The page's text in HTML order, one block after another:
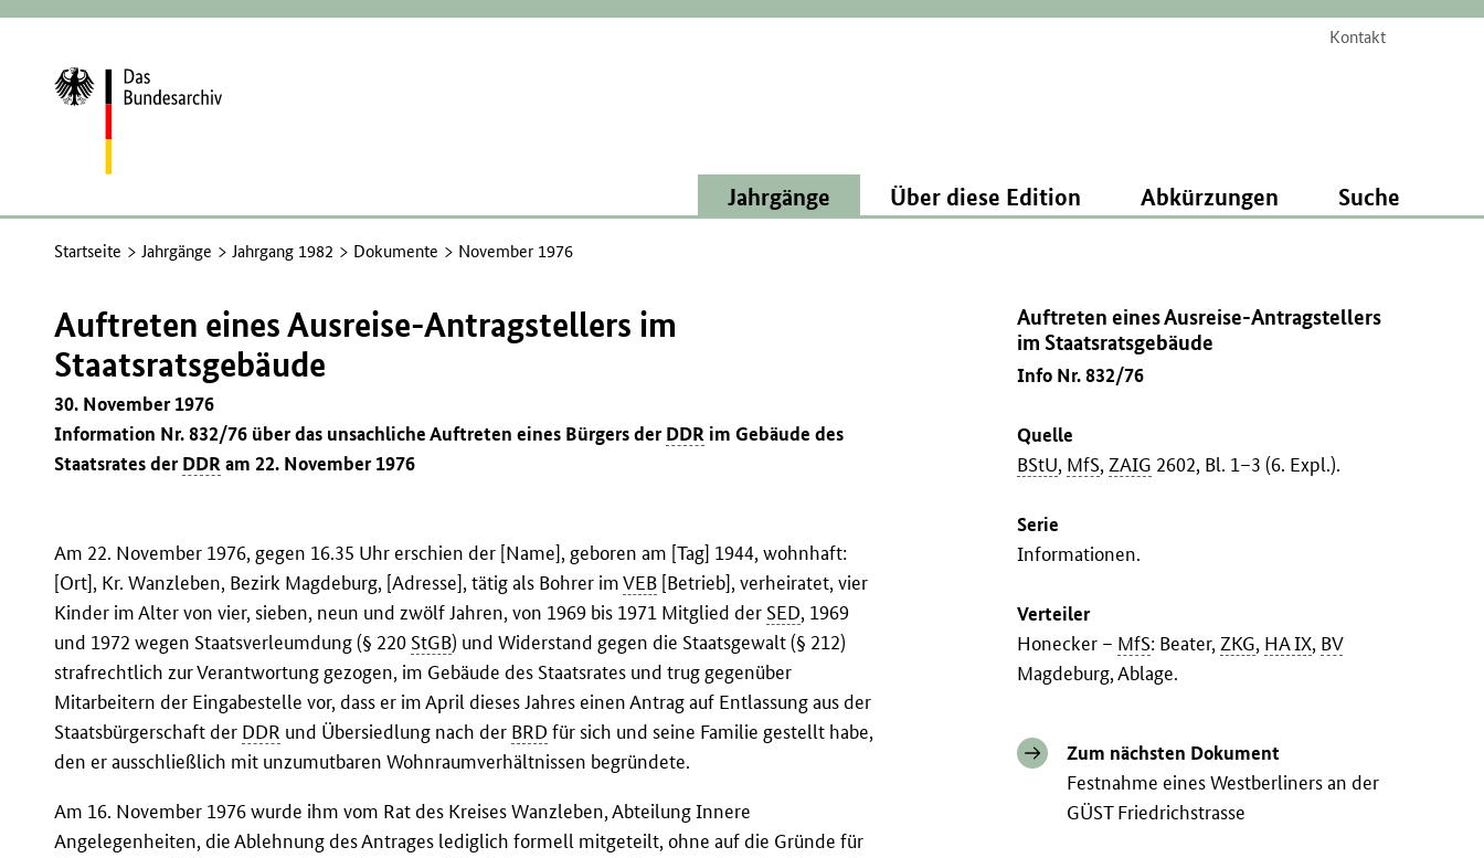
Kontakt
Zur
Startseite
Jahrgänge Über diese Edition Abkürzungen Suche
Startseite Jahrgänge Jahrgang 1982 Dokumente November 1976
Auftreten eines Ausreise-Antragstellers
im Staatsratsgebäude
Info Nr. 832/76
Quelle
BStU, MfS,ZAIG 2602, Bl. 1–3 (6. Expl.).
Serie
Informationen.
Verteiler
Honecker – MfS: Beater,ZKG, HA IX, BV
Magdeburg, Ablage.
Zum nächsten Dokument
Festnahme eines Westberliners an der
GÜST Friedrichstrasse
Auftreten eines Ausreise-Antragstellers im
Staatsratsgebäude
30. November 1976
Information Nr. 832/76 über das unsachliche Auftreten eines Bürgers derDDR im Gebäude des
Staatsrates derDDRam 22. November 1976
Am 22. November 1976, gegen 16.35 Uhr erschien der [Name], geboren am [Tag] 1944, wohnhaft:
[Ort], Kr. Wanzleben, Bezirk Magdeburg, [Adresse], tätig als Bohrer imVEB [Betrieb], verheiratet, vier
Kinder im Alter von vier, sieben, neun und zwölf Jahren, von 1969 bis 1971 Mitglied der SED, 1969
und 1972 wegen Staatsverleumdung (§ 220 StGB) und Widerstand gegen die Staatsgewalt (§ 212)
strafrechtlich zur Verantwortung gezogen, im Gebäude des Staatsrates und trug gegenüber
Mitarbeitern der Eingabestelle vor, dass er im April dieses Jahres einen Antrag auf Entlassung aus der
Staatsbürgerschaft der DDR und Übersiedlung nach der BRD für sich und seine Familie gestellt habe,
den er ausschließlich mit unzumutbaren Wohnraumverhältnissen begründete.
Am 16. November 1976 wurde ihm vom Rat des Kreises Wanzleben, Abteilung Innere
Angelegenheiten, die Ablehnung des Antrages lediglich formell mitgeteilt, ohne auf die Gründe für